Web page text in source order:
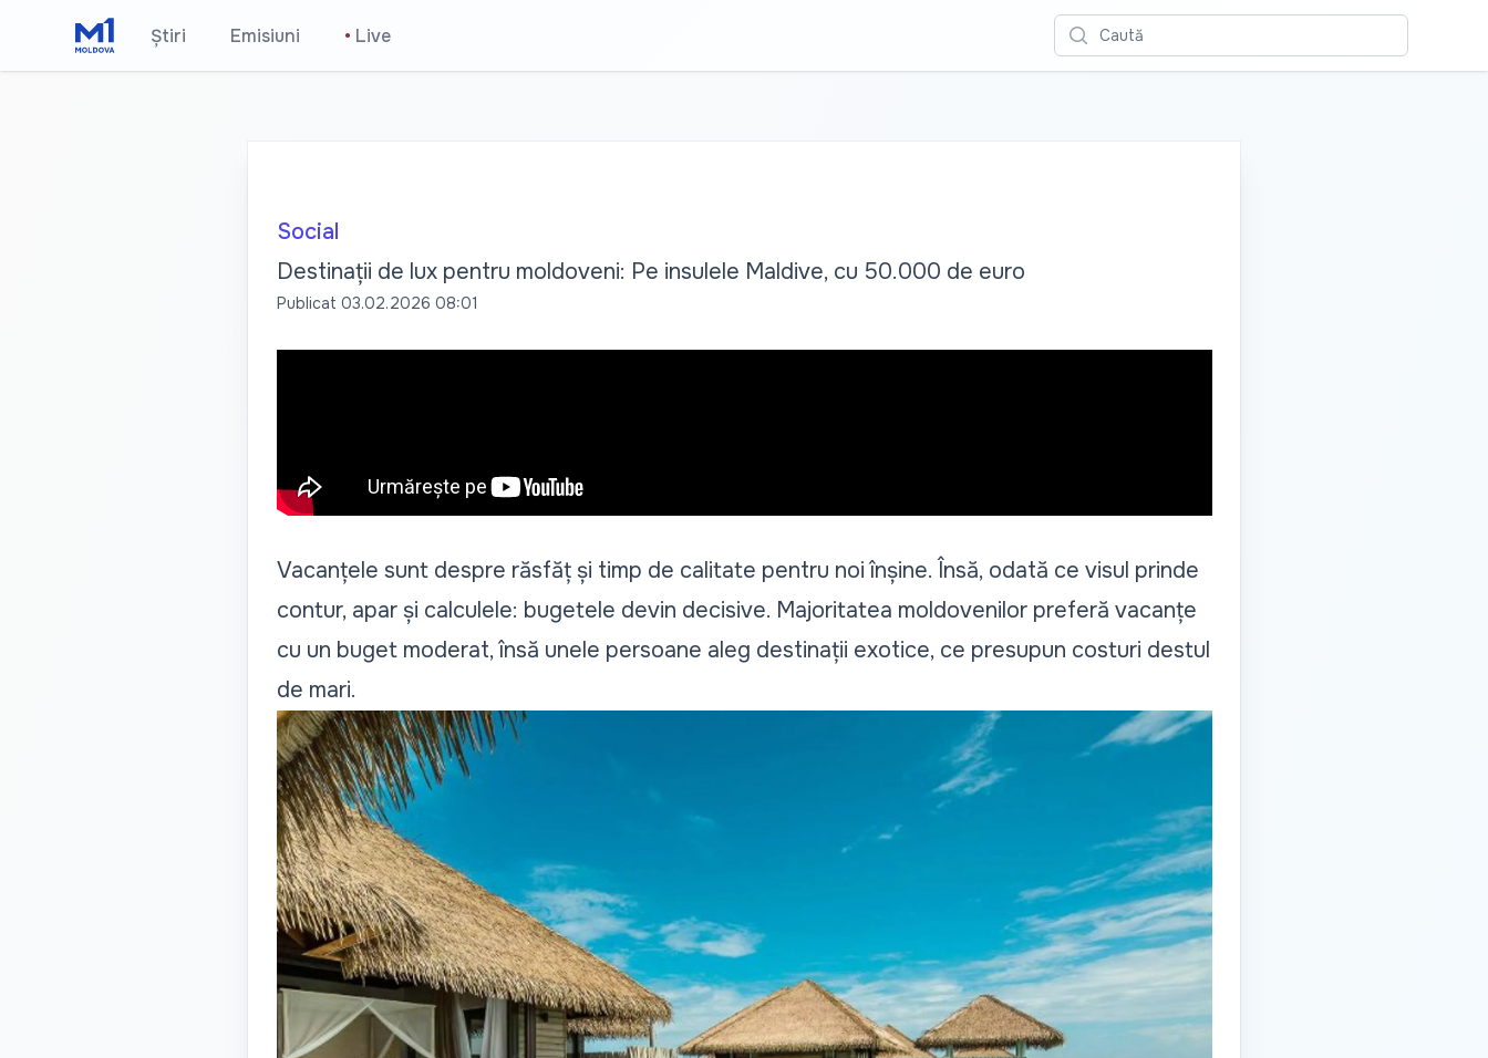
Știri Emisiuni • Live Caută
Social
Destinații de lux pentru moldoveni: Pe insulele Maldive, cu 50.000 de euro
Publicat 03.02.2026 08:01
Vacanțele sunt despre răsfăț și timp de calitate pentru noi înșine. Însă, odată ce visul prinde
contur, apar și calculele: bugetele devin decisive. Majoritatea moldovenilor preferă vacanțe
cu un buget moderat, însă unele persoane aleg destinații exotice, ce presupun costuri destul
de mari.